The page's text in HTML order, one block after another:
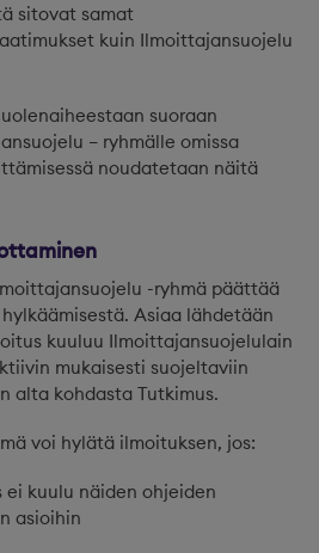
sitovat samat
kuin Ilmoittajansuojelu
suoraan
– ryhmälle omissa
noudatetaan näitä
-ryhmä päättää
Asiaa lähdetään
kuuluu Ilmoittajansuojelulain
mukaisesti suojeltaviin
alta kohdasta Tutkimus.
voi hylätä ilmoituksen, jos:
kuulu näiden ohjeiden
asioihin